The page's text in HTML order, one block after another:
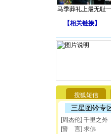
马季葬礼上最无耻
【相关链接】
搜狐短信
三星图铃专
[周杰伦] 千里之外
[誓 言] 求佛